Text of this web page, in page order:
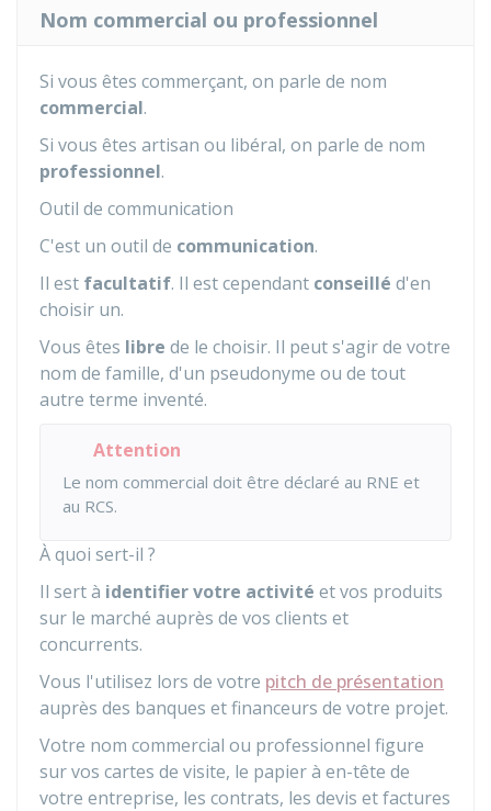
Nom commercial ou professionnel
Si vous êtes commerçant, on parle de nom
commercial.
Si vous êtes artisan ou libéral, on parle de nom
professionnel.
Outil de communication
C'est un outil de communication.
Il est facultatif. Il est cependant conseillé d'en
choisir un.
Vous êtes libre de le choisir. Il peut s'agir de votre
nom de famille, d'un pseudonyme ou de tout
autre terme inventé.
Attention
Le nom commercial doit être déclaré au RNE et
au RCS.
À quoi sert-il ?
Il sert à identifier votre activité et vos produits
sur le marché auprès de vos clients et
concurrents.
Vous l'utilisez lors de votre pitch de présentation
auprès des banques et financeurs de votre projet.
Votre nom commercial ou professionnel figure
sur vos cartes de visite, le papier à en-tête de
votre entreprise, les contrats, les devis et factures